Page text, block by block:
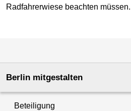
Radfahrerwiese beachten müssen.
Berlin mitgestalten
Beteiligung